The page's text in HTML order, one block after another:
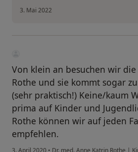
3. Mai 2022
Von klein an besuchen wir die
Rothe und sie kommt sogar
(sehr praktisch!) Keine/kaum
prima auf Kinder und
Rothe können wir auf jeden
empfehlen.